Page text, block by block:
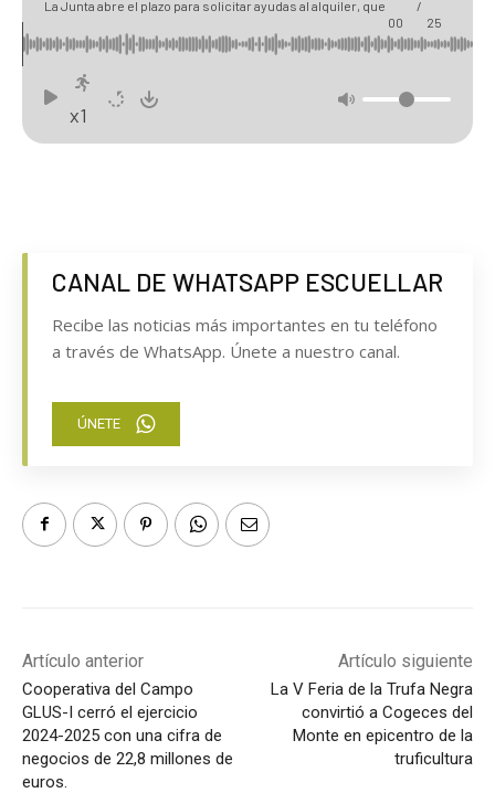
La Junta abre el plazo para solicitar ayudas al alquiler, que
puede llegar al 75 %
00
/
25
x1
CANAL DE WHATSAPP ESCUELLAR
Recibe las noticias más importantes en tu teléfono
a través de WhatsApp. Únete a nuestro canal.
ÚNETE
Artículo anterior
Cooperativa del Campo
GLUS-I cerró el ejercicio
2024-2025 con una cifra de
negocios de 22,8 millones de
euros.
Artículo siguiente
La V Feria de la Trufa Negra
convirtió a Cogeces del
Monte en epicentro de la
truficultura